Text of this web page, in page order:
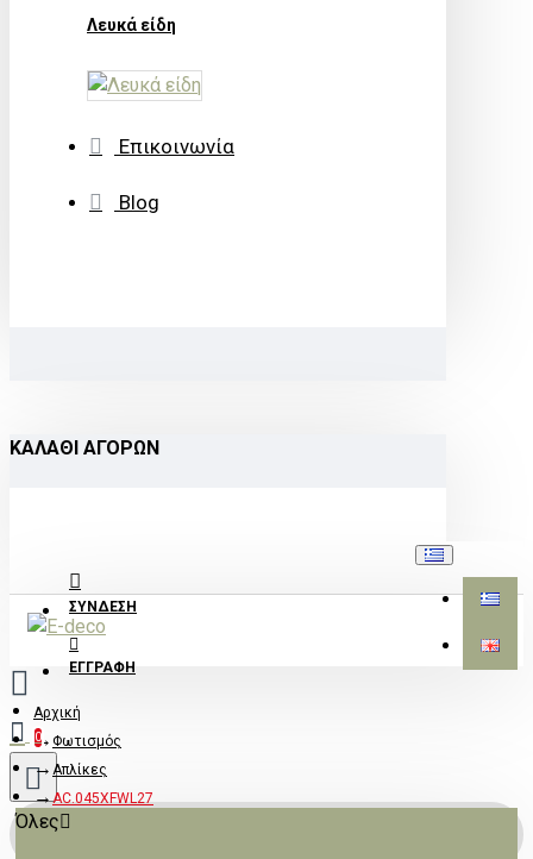
Λευκά είδη
Επικοινωνία
Blog
ΚΑΛΆΘΙ ΑΓΟΡΏΝ
ΣΎΝΔΕΣΗ
ΕΓΓΡΑΦΉ
0
Όλες
Αρχική
Φωτισμός
Απλίκες
AC.045XFWL27